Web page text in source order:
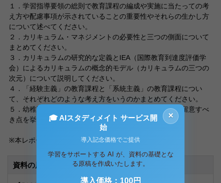
１．学習指導要領の総則で教育課程の編成や実施に当たっての考
え方や配慮事項が示されていることの重要性やそれらの生かし方
について述べてください。
２．カリキュラム・マネジメントの必要性と三つの側面について
まとめてください。
３．カリキュラムの研究的な定義とIEA（国際教育到達度評価学
会）によるカリキュラムの概念的モデル（カリキュラムの三つの
次元）について説明してください。
４．「経験主義」の教育課程と「系統主義」の教育課程につい
て、それぞれどのような考え方をいうのかまとめてください。
５．幼稚園教育の指導計画の立案に当たって、基本的に留意すべ
き点を挙げて説明してください。
※本レポートでは「３」と「４」を選択しています。
資料の原本内容
×
🎓 AIスタディメイト サービス開
始
導入記念価格でご提供
学習をサポートする AI が、資料の基礎とな
る原稿を作成いたします。
導入価格：100円